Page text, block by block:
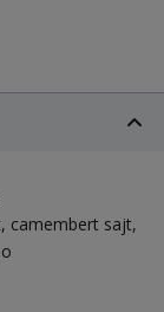
camembert sajt